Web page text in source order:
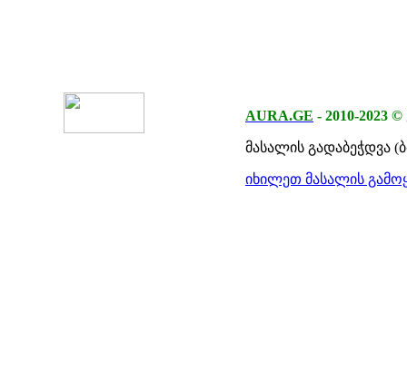
AURA.GE - 2010-2023 ©
მასალის გადაბეჭდვა
იხილეთ მასალის